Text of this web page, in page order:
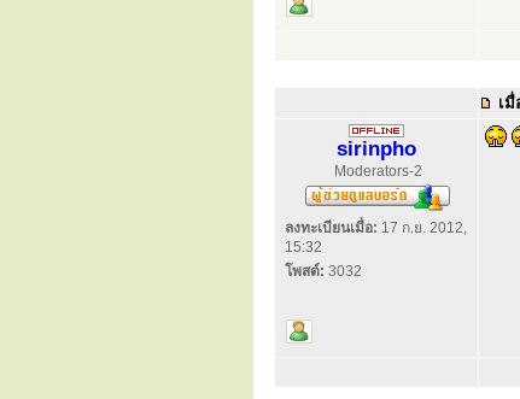
เมื่
sirinpho
Moderators-2
ลงทะเบียนเมื่อ: 17 ก.ย. 2012,
15:32
โพสต์: 3032